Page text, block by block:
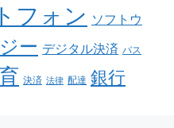
フォン ソフトウ
ー デジタル決済 バス
決済 法律 配達 銀行